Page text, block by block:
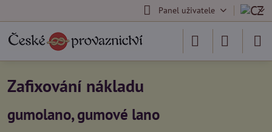
Panel uživatele
Zafixování nákladu
gumolano, gumové lano